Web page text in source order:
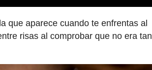
que aparece cuando te enfrentas al
risas al comprobar que no era tan